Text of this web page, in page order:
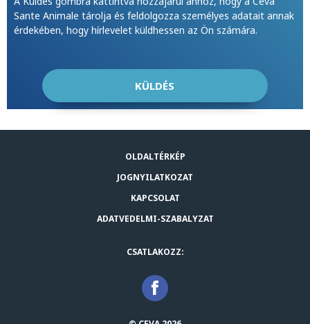
Sante Animale tárolja és feldolgozza személyes adatait annak
érdekében, hogy hírlevelet küldhessen az Ön számára.
OLDALTÉRKÉP
JOGNYILATKOZAT
KAPCSOLAT
ADATVEDELMI-SZABALYZAT
CSATLAKOZZ: